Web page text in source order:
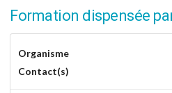
Formation dispensée
Organisme
Contact(s)